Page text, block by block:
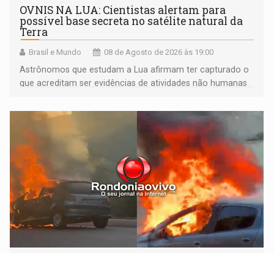
OVNIS NA LUA: Cientistas alertam para
possível base secreta no satélite natural da
Terra
Brasil e Mundo 08 de Agosto de 2026 às 19:00
Astrônomos que estudam a Lua afirmam ter capturado o
que acreditam ser evidências de atividades não humanas
órbita